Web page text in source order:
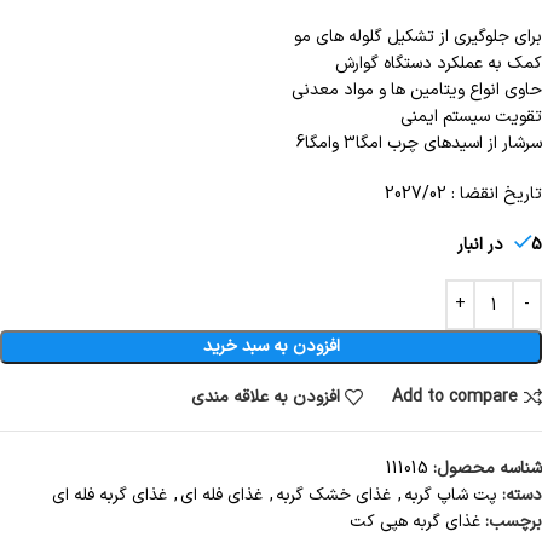
برای جلوگیری از تشکیل گلوله های مو
کمک به عملکرد دستگاه گوارش
حاوی انواع ویتامین ها و مواد معدنی
تقویت سیستم ایمنی
سرشار از اسیدهای چرب امگا3 وامگا6
تاریخ انقضا : 2027/02
5 در انبار
افزودن به سبد خرید
Add to compare
افزودن به علاقه مندی
شناسه محصول: 111015
دسته: پت شاپ گربه, غذای خشک گربه, غذای فله ای, غذای گربه فله ای
برچسب:غذای گربه هپی کت